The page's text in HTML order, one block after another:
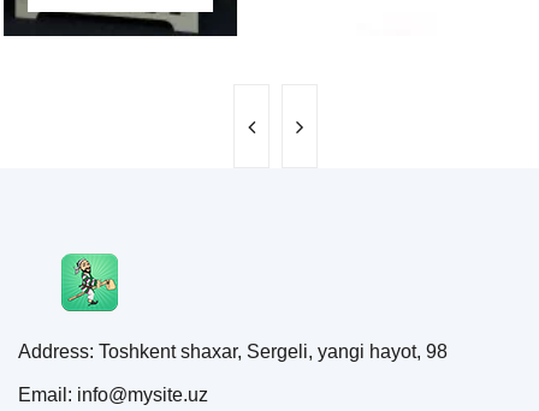
Address: Toshkent shaxar, Sergeli, yangi hayot, 98
Email: info@mysite.uz